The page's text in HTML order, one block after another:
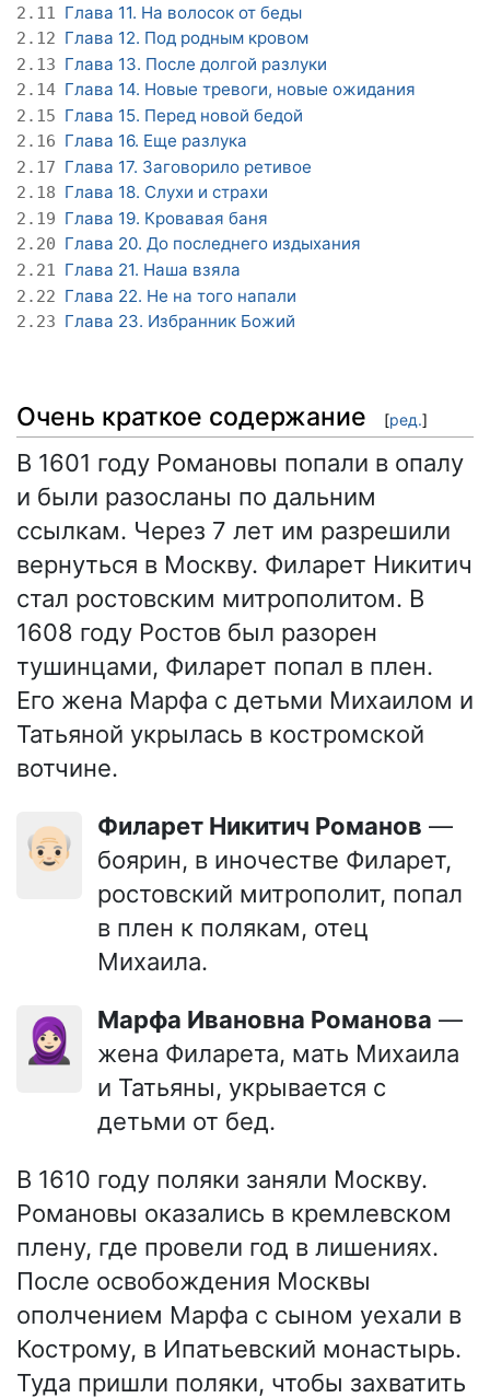
2.11 Глава 11. На волосок от беды
2.12 Глава 12. Под родным кровом
2.13 Глава 13. После долгой разлуки
2.14 Глава 14. Новые тревоги, новые ожидания
2.15 Глава 15. Перед новой бедой
2.16 Глава 16. Еще разлука
2.17 Глава 17. Заговорило ретивое
2.18 Глава 18. Слухи и страхи
2.19 Глава 19. Кровавая баня
2.20 Глава 20. До последнего издыхания
2.21 Глава 21. Наша взяла
2.22 Глава 22. Не на того напали
2.23 Глава 23. Избранник Божий
Очень краткое содержание [ред.]
В 1601 году Романовы попали в опалу
и были разосланы по дальним
ссылкам. Через 7 лет им разрешили
вернуться в Москву. Филарет Никитич
стал ростовским митрополитом. В
1608 году Ростов был разорен
тушинцами, Филарет попал в плен.
Его жена Марфа с детьми Михаилом и
Татьяной укрылась в костромской
вотчине.
👴🏻 Филарет Никитич Романов —
боярин, в иночестве Филарет,
ростовский митрополит, попал
в плен к полякам, отец
Михаила.
🧕🏻 Марфа Ивановна Романова —
жена Филарета, мать Михаила
и Татьяны, укрывается с
детьми от бед.
В 1610 году поляки заняли Москву.
Романовы оказались в кремлевском
плену, где провели год в лишениях.
После освобождения Москвы
ополчением Марфа с сыном уехали в
Кострому, в Ипатьевский монастырь.
Туда пришли поляки, чтобы захватить